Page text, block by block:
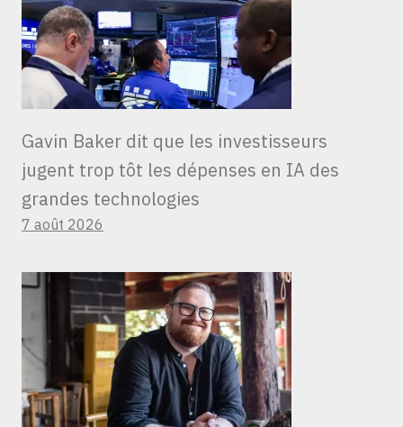
Gavin Baker dit que les investisseurs
jugent trop tôt les dépenses en IA des
grandes technologies
7 août 2026